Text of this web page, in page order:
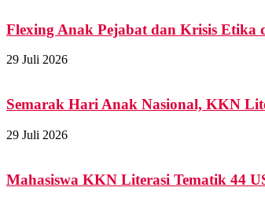
Flexing Anak Pejabat dan Krisis Etika
29 Juli 2026
Semarak Hari Anak Nasional, KKN
29 Juli 2026
Mahasiswa KKN Literasi Tematik 44